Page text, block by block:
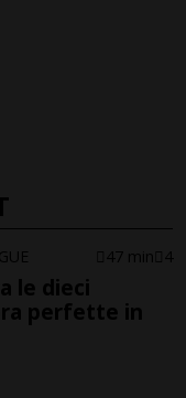
47 min 4
le dieci
perfette in